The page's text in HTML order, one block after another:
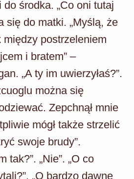
środka. „Co oni tutaj
się do matki. „Myślą, że
postrzeleniem
i bratem” –
„A ty im uwierzyłaś?”.
można się
Zepchnął mnie
mógł także strzelić
swoje brudy”.
tak?”. „Nie”. „O co
„O bardzo dawne